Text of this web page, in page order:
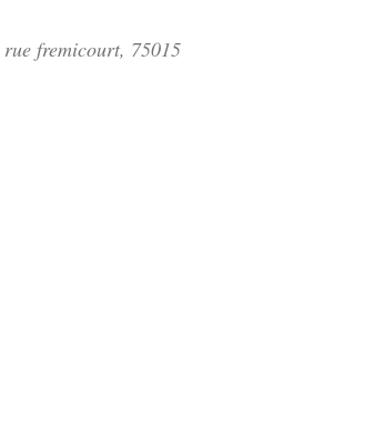
rue fremicourt, 75015